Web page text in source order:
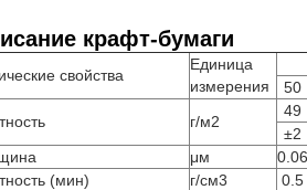
крафт-бумаги
свойства
Единица
измерения
50
г/м2
49
±2
μм 0.06
(мин)
г/см3 0.5